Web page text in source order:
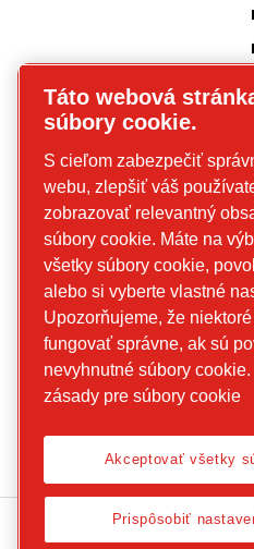
Táto webová
súbory cookie.
S cieľom zabezpečiť
webu, zlepšiť váš
zobrazovať relevantný
súbory cookie. Máte na
všetky súbory cookie,
alebo si vyberte vlastné
Upozorňujeme, že
fungovať správne, ak sú
nevyhnutné súbory cookie.
zásady pre súbory cookie
Akceptovať všetky
Prispôsobiť